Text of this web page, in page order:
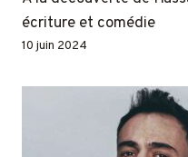
écriture et comédie
10 juin 2024